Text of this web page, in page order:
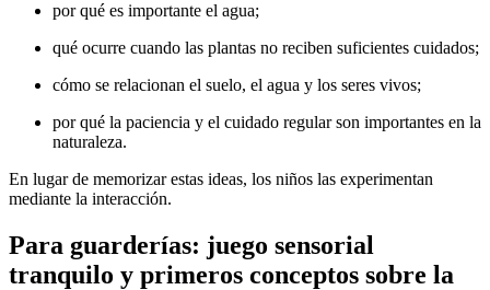
por qué es importante el agua;
qué ocurre cuando las plantas no reciben suficientes cuidados;
cómo se relacionan el suelo, el agua y los seres vivos;
por qué la paciencia y el cuidado regular son importantes en la
naturaleza.
En lugar de memorizar estas ideas, los niños las experimentan
mediante la interacción.
Para guarderías: juego sensorial
tranquilo y primeros conceptos sobre la